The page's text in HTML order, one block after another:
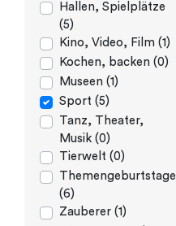
Hallen, Spielplätze
(5)
Kino, Video, Film (1)
Kochen, backen (0)
Museen (1)
Sport (5)
Tanz, Theater,
Musik (0)
Tierwelt (0)
Themengeburtstage
(6)
Zauberer (1)